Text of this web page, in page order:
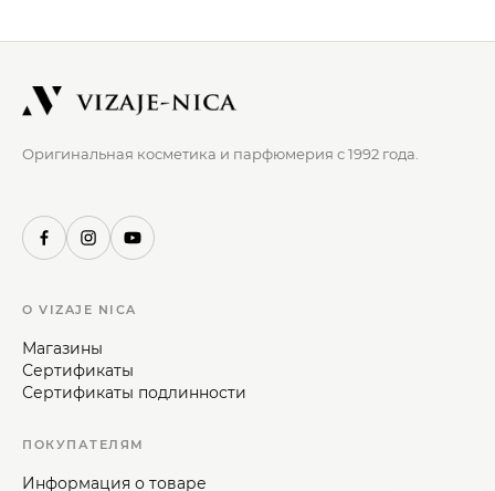
Оригинальная косметика и парфюмерия с 1992 года.
О VIZAJE NICA
Магазины
Сертификаты
Сертификаты подлинности
ПОКУПАТЕЛЯМ
Информация о товаре